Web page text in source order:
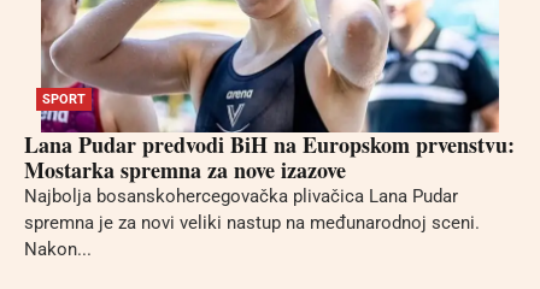
SPORT
Lana Pudar predvodi BiH na Europskom prvenstvu:
Mostarka spremna za nove izazove
Najbolja bosanskohercegovačka plivačica Lana Pudar
spremna je za novi veliki nastup na međunarodnoj sceni.
Nakon...